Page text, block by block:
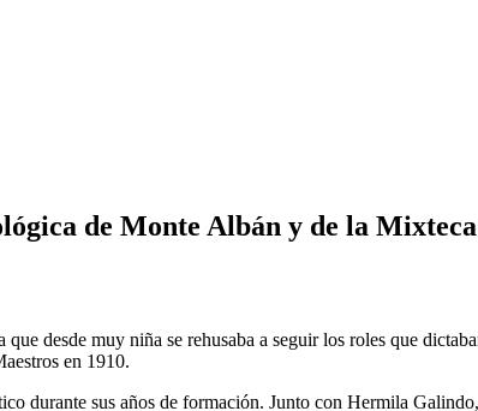
de Monte Albán y de la
desde muy niña se rehusaba a seguir los roles que
en 1910.
durante sus años de formación. Junto con Hermila